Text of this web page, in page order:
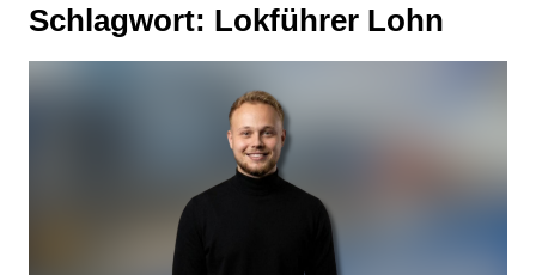
Schlagwort: Lokführer Lohn